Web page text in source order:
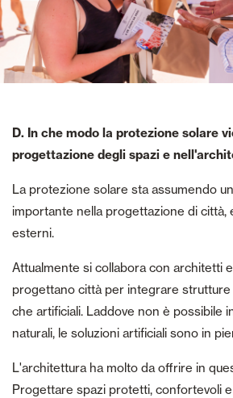
D. In che modo la protezione solare
progettazione degli spazi e
La protezione solare sta assumendo
importante nella progettazione di città,
esterni.
Attualmente si collabora con architetti
progettano città per integrare strutture
che artificiali. Laddove non è possibile
naturali, le soluzioni artificiali sono in
L'architettura ha molto da offrire in
Progettare spazi protetti, confortevoli